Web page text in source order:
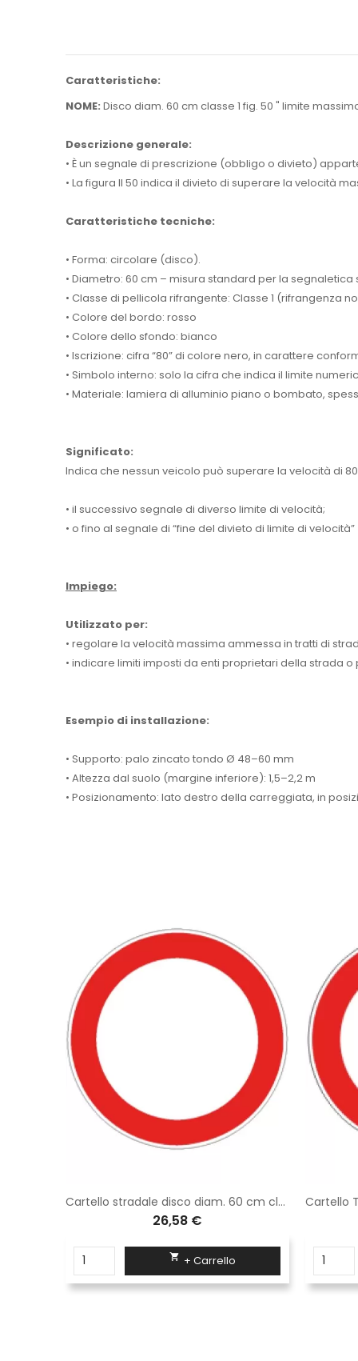
Caratteristiche:
NOME: Disco diam. 60 cm classe 1 fig. 50 " limite
Descrizione generale:
• È un segnale di prescrizione (obbligo o divieto)
• La figura II 50 indica il divieto di superare la velocità
Caratteristiche tecniche:
• Forma: circolare (disco).
• Diametro: 60 cm – misura standard per la
• Classe di pellicola rifrangente: Classe 1 (rifrangenza
• Colore del bordo: rosso
• Colore dello sfondo: bianco
• Iscrizione: cifra “80” di colore nero, in carattere
• Simbolo interno: solo la cifra che indica il limite
• Materiale: lamiera di alluminio piano o bombato,
Significato:
Indica che nessun veicolo può superare la velocità di
• il successivo segnale di diverso limite di velocità;
• o fino al segnale di “fine del divieto di limite di velocità”
Impiego:
Utilizzato per:
• regolare la velocità massima ammessa in tratti di
• indicare limiti imposti da enti proprietari della strada
Esempio di installazione:
• Supporto: palo zincato tondo Ø 48–60 mm
• Altezza dal suolo (margine inferiore): 1,5–2,2 m
• Posizionamento: lato destro della carreggiata, in
Cartello stradale disco diam. 60 cm classe 1 fig. 46 " divieto di transito "
26,58 €
 + Carrello